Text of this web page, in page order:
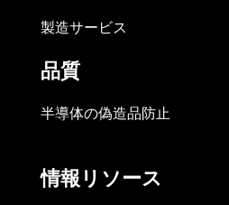
製造サービス
品質
半導体の偽造品防止
情報リソース